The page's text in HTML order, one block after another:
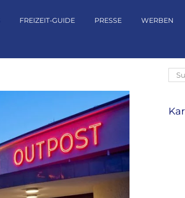
FREIZEIT-GUIDE PRESSE WERBEN